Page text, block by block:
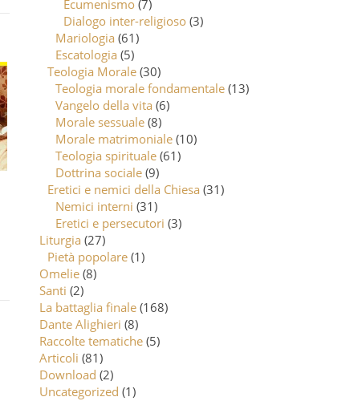
Ecumenismo (7)
Dialogo inter-religioso (3)
Mariologia (61)
Escatologia (5)
Teologia Morale (30)
Teologia morale fondamentale (13)
Vangelo della vita (6)
Morale sessuale (8)
Morale matrimoniale (10)
Teologia spirituale (61)
Dottrina sociale (9)
Eretici e nemici della Chiesa (31)
Nemici interni (31)
Eretici e persecutori (3)
Liturgia (27)
Pietà popolare (1)
Omelie (8)
Santi (2)
La battaglia finale (168)
Dante Alighieri (8)
Raccolte tematiche (5)
Articoli (81)
Download (2)
Uncategorized (1)